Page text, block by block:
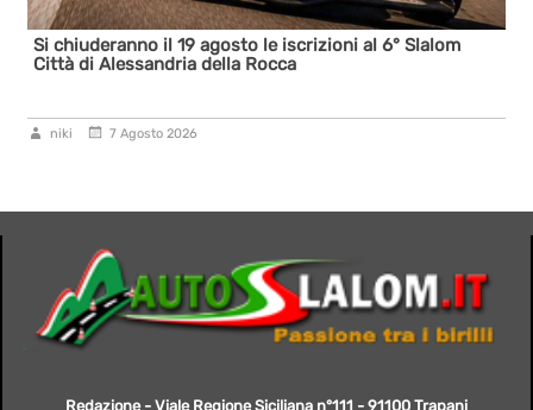
Si chiuderanno il 19 agosto le iscrizioni al 6° Slalom
Città di Alessandria della Rocca
niki 7 Agosto 2026
Redazione - Viale Regione Siciliana n°111 - 91100 Trapani